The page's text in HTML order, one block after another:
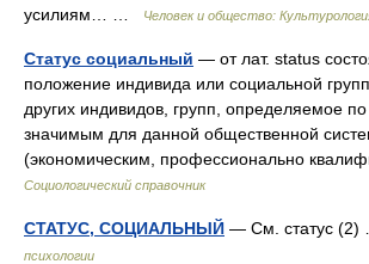
усилиям… …
Человек и общество:
Статус социальный — от лат. status
положение индивида или социальной
других индивидов, групп, определяемое
значимым для данной общественной
(экономическим, профессионально
Социологический справочник
СТАТУС, СОЦИАЛЬНЫЙ — См. статус
психологии